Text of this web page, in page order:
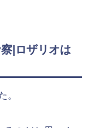
|ロザリオは
。